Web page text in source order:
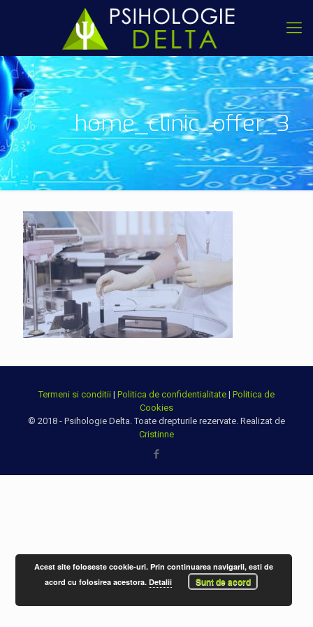
home_clinic_offer_3
Termeni si conditii | Politica de confidentialitate | Politica de
Cookies
© 2018 - Psihologie Delta. Toate drepturile rezervate. Realizat de
Cristinne
Acest site foloseste cookie-uri. Prin continuarea navigarii, esti de
acord cu folosirea acestora.Detalii Sunt de acord